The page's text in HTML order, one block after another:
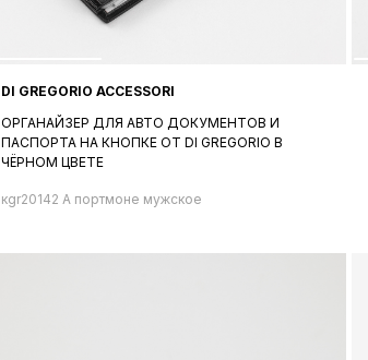
DI GREGORIO ACCESSORI
ОРГАНАЙЗЕР ДЛЯ АВТО ДОКУМЕНТОВ И
ПАСПОРТА НА КНОПКЕ ОТ DI GREGORIO В
ЧЁРНОМ ЦВЕТЕ
кgr20142 A портмоне мужское